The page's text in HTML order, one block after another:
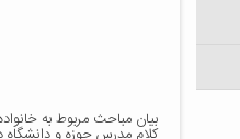
بیان مباحث مربوط به